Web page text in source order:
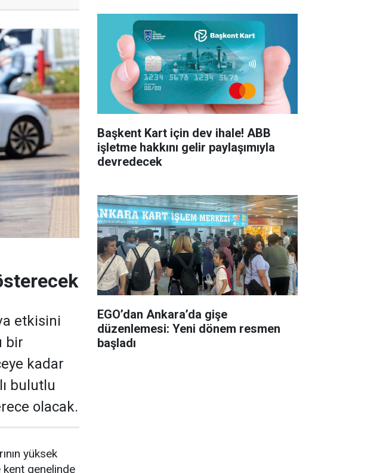
etkisini
bir
kadar
bulutlu
olacak.
yüksek
genelinde
Başkent Kart için dev ihale! ABB
işletme hakkını gelir paylaşımıyla
devredecek
EGO’dan Ankara’da gişe
düzenlemesi: Yeni dönem resmen
başladı